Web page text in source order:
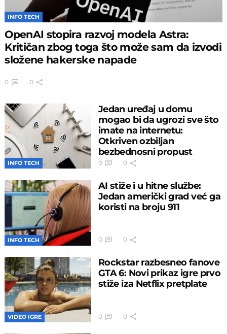
INFO TECH
OpenAI stopira razvoj modela Astra:
Kritičan zbog toga što može sam da izvodi
složene hakerske napade
0 0
INFO TECH
Jedan uređaj u domu
mogao bi da ugrozi sve što
imate na internetu:
Otkriven ozbiljan
bezbednosni propust
0 0
INFO TECH
AI stiže i u hitne službe:
Jedan američki grad već ga
koristi na broju 911
0 0
VIDEO IGRE
Rockstar razbesneo fanove
GTA 6: Novi prikaz igre prvo
stiže iza Netflix pretplate
0 0